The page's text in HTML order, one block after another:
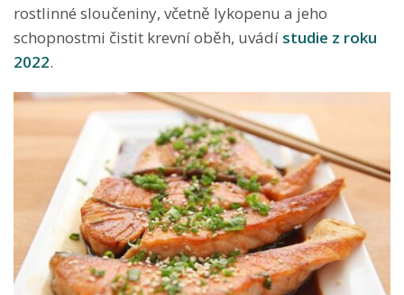
rostlinné sloučeniny, včetně lykopenu a jeho
schopnostmi čistit krevní oběh, uvádí studie z roku
2022.